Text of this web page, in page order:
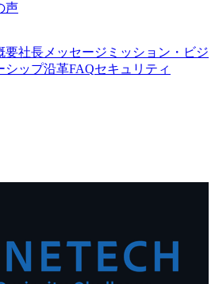
声
要社長メッセージ ミッション・ビジ
シップ沿革FAQセキュリティ